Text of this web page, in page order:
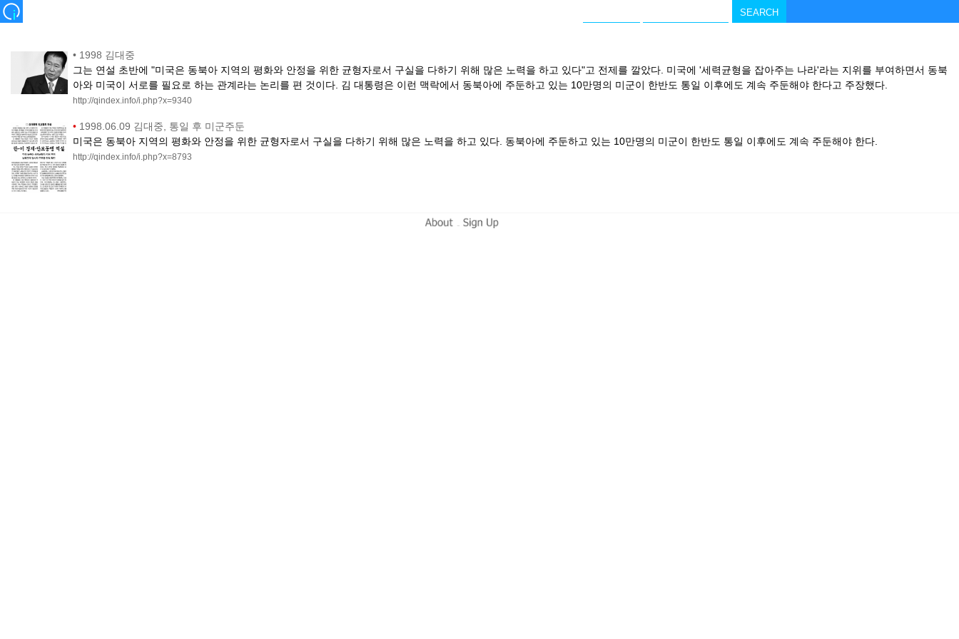
• 1998 김대중
그는 연설 초반에 "미국은 동북아 지역의 평화와 안정을 위한 균형자로서 구실을 다하기 위해 많은 노력을 하고 있다"고 전제를 깔았다. 미국에 '세력균형을 잡아주는 나라'라는 지위를 부여하면서 동북
아와 미국이 서로를 필요로 하는 관계라는 논리를 편 것이다. 김 대통령은 이런 맥락에서 동북아에 주둔하고 있는 10만명의 미군이 한반도 통일 이후에도 계속 주둔해야 한다고 주장했다.
http://qindex.info/i.php?x=9340
• 1998.06.09 김대중, 통일 후 미군주둔
미국은 동북아 지역의 평화와 안정을 위한 균형자로서 구실을 다하기 위해 많은 노력을 하고 있다. 동북아에 주둔하고 있는 10만명의 미군이 한반도 통일 이후에도 계속 주둔해야 한다.
http://qindex.info/i.php?x=8793
-